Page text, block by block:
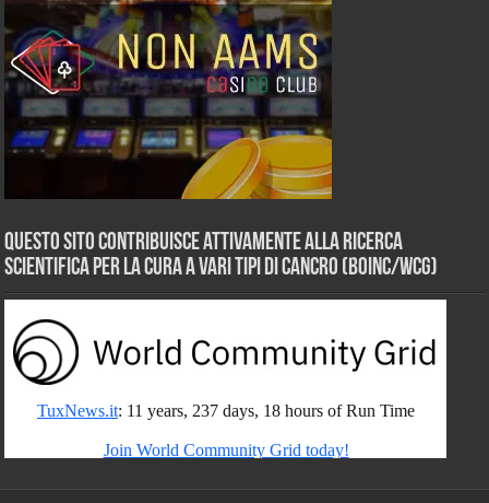
Questo sito contribuisce attivamente alla ricerca
scientifica per la cura a vari tipi di Cancro (BOINC/WCG)